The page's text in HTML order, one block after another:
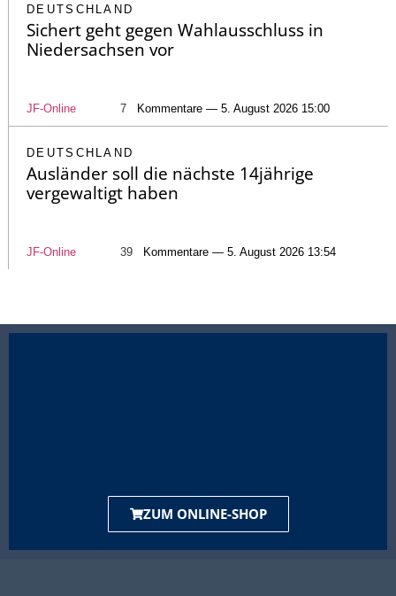
DEUTSCHLAND
Sichert geht gegen Wahlausschluss in
Niedersachsen vor
JF-Online 7 Kommentare — 5. August 2026 15:00
DEUTSCHLAND
Ausländer soll die nächste 14jährige
vergewaltigt haben
JF-Online 39 Kommentare — 5. August 2026 13:54
ZUM ONLINE-SHOP